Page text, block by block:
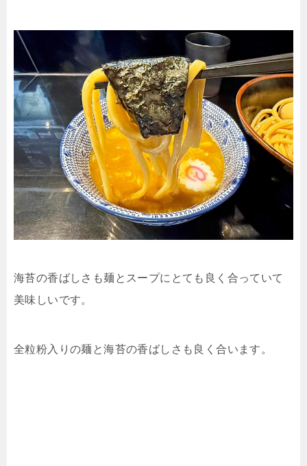
海苔の香ばしさも麺とスープにとても良く合っていて
美味しいです。
全粒粉入りの麺と海苔の香ばしさも良く合います。